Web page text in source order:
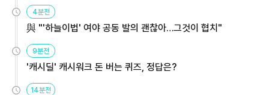
4분전
與 "'하늘이법' 여야 공동 발의 괜찮아…그것이 협치"
9분전
'캐시딜' 캐시워크 돈 버는 퀴즈, 정답은?
14분전